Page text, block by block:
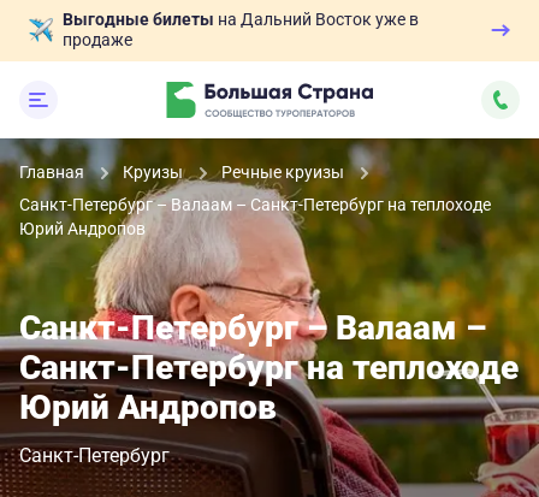
Выгодные билеты на Дальний Восток уже в
продаже
Главная Круизы
Речные круизы
Санкт-Петербург – Валаам – Санкт-Петербург на теплоходе
Юрий Андропов
Санкт-Петербург – Валаам –
Санкт-Петербург на теплоходе
Юрий Андропов
Санкт-Петербург